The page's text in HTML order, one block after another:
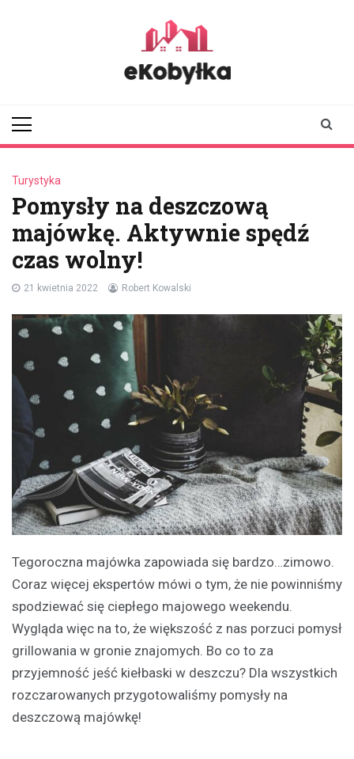
Turystyka
Pomysły na deszczową
majówkę. Aktywnie spędź
czas wolny!
21 kwietnia 2022 Robert Kowalski
Tegoroczna majówka zapowiada się bardzo…zimowo.
Coraz więcej ekspertów mówi o tym, że nie powinniśmy
spodziewać się ciepłego majowego weekendu.
Wygląda więc na to, że większość z nas porzuci pomysł
grillowania w gronie znajomych. Bo co to za
przyjemność jeść kiełbaski w deszczu? Dla wszystkich
rozczarowanych przygotowaliśmy pomysły na
deszczową majówkę!